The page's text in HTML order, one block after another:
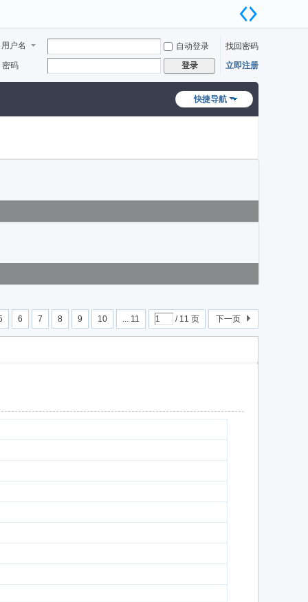
用户名 自动登录
找回密码
密码
登录 立即注册
快捷导航
6 7 8 9 10 ... 11 / 11 页 下一页